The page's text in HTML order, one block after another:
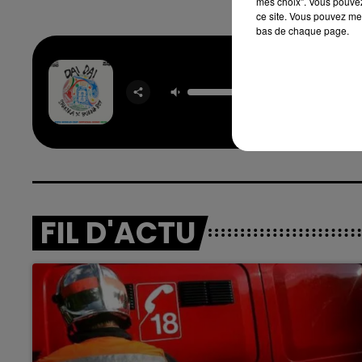
FIL D'ACTU
ce site. Vous pouvez
bas de chaque page.